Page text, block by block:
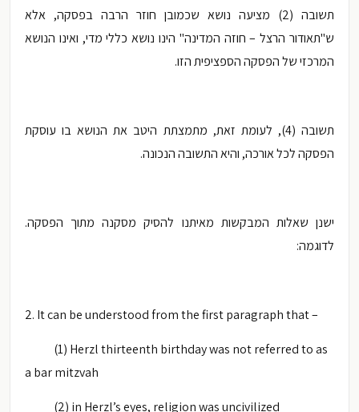
תשובה (2) מציעה נושא שכמובן חוזר הרבה בפסקה, אלא
ש"תאודור הרצל – חוזה המדינה" הינו נושא כללי מדי, ואינו הנושא
המרכזי של הפסקה הספציפית הזו.
תשובה (4), לעומת זאת, מתמצתת היטב את הנושא בו עוסקת
הפסקה לכל אורכה, והיא התשובה הנכונה.
ישנן שאלות המבקשות מאיתנו להסיק מסקנה מתוך הפסקה.
לדוגמה:
2. It can be understood from the first paragraph that –
(1) Herzl thirteenth birthday was not referred to as
a bar mitzvah
(2) in Herzl’s eyes, religion was uncivilized